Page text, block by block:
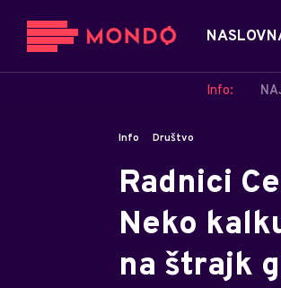
Info:
Info Društvo
Radnici
Neko
na štrajk